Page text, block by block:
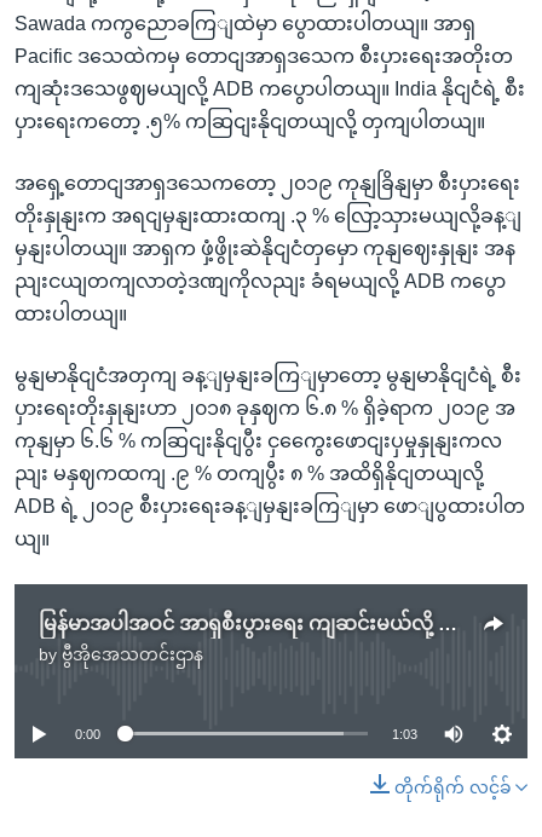
Sawada ကကွညောခကြျထဲမှာ ပွောထားပါတယျ။ အာရှ
Pacific ဒသေထဲကမှ တောငျအာရှဒသေက စီးပှားရေးအတိုးတ
ကျဆုံးဒသေဖွဈမယျလို့ ADB ကပွောပါတယျ။ India နိုငျငံရဲ့ စီး
ပှားရေးကတော့ .၅% ကဆြငျးနိုငျတယျလို့ တှကျပါတယျ။
အရှေ့တောငျအာရှဒသေကတော့ ၂၀၁၉ ကုနျခြိနျမှာ စီးပှားရေး
တိုးနှုနျးက အရငျမှနျးထားထကျ .၃ % လြော့သှားမယျလို့ခန့ျ
မှနျးပါတယျ။ အာရှက ဖှံ့ဖွိုးဆဲနိုငျငံတှမှော ကုနျဈေးနှုနျး အန
ညျးငယျတကျလာတဲ့ဒဏျကိုလညျး ခံရမယျလို့ ADB ကပွော
ထားပါတယျ။
မွနျမာနိုငျငံအတှကျ ခန့ျမှနျးခကြျမှာတော့ မွနျမာနိုငျငံရဲ့ စီး
ပှားရေးတိုးနှုနျးဟာ ၂၀၁၈ ခုနှဈက ၆.၈ % ရှိခဲ့ရာက ၂၀၁၉ အ
ကုနျမှာ ၆.၆ % ကဆြငျးနိုငျပွီး ငှကွေေးဖောငျးပှမှုနှုနျးကလ
ညျး မနှဈကထကျ .၉ % တကျပွီး ၈ % အထိရှိနိုငျတယျလို့
ADB ရဲ့ ၂၀၁၉ စီးပှားရေးခန့ျမှနျးခကြျမှာ ဖောျပွထားပါတ
ယျ။
မြန်မာအပါအဝင် အာရှစီးပွားရေး ကျဆင်းမယ်လို့ ADB ခန့်မှန်း
by ဗွီအိုအေသတင်းဌာန
No media source currently available
0:00 1:03
တိုက်ရိုက် လင့်ခ်